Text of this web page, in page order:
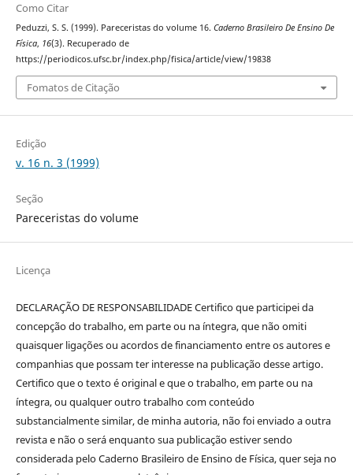
Como Citar
Peduzzi, S. S. (1999). Pareceristas do volume 16. Caderno Brasileiro De Ensino De
Física, 16(3). Recuperado de
https://periodicos.ufsc.br/index.php/fisica/article/view/19838
Fomatos de Citação
Edição
v. 16 n. 3 (1999)
Seção
Pareceristas do volume
Licença
DECLARAÇÃO DE RESPONSABILIDADE Certifico que participei da
concepção do trabalho, em parte ou na íntegra, que não omiti
quaisquer ligações ou acordos de financiamento entre os autores e
companhias que possam ter interesse na publicação desse artigo.
Certifico que o texto é original e que o trabalho, em parte ou na
íntegra, ou qualquer outro trabalho com conteúdo
substancialmente similar, de minha autoria, não foi enviado a outra
revista e não o será enquanto sua publicação estiver sendo
considerada pelo Caderno Brasileiro de Ensino de Física, quer seja no